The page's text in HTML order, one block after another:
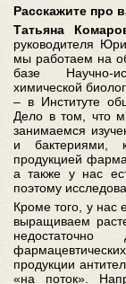
Расскажите про
Татьяна
руководителя
мы работаем на
базе Научно-
химической
– в Институте
Дело в том, что
занимаемся
и бактериями,
продукцией
а также у нас
поэтому
Кроме того, у нас
выращиваем
продукции
«на поток».